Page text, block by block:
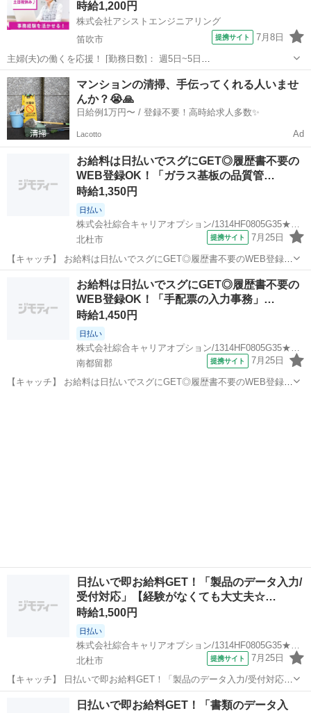
か♪／ 「新しい... 時給1,200円
株式会社アシストエンジニアリング
笛吹市
提携サイト 7月8日
主婦(夫)の働くを応援！ [勤務日数]： 週5日~5日
08:15~17:30/08:15~16:00 [勤務地・最寄駅]： 山梨県笛吹市御坂町金川
原字大原 株式会社アシストエンジニアリング（派遣元） [職種名]：...
山梨 笛吹市
マンションの清掃、手伝ってくれる人いませ
んか？😭🙏
日給例1万円〜 / 登録不要！高時給求人多数✨
Lacotto Ad
お給料は日払いでスグにGET◎履歴書不要の
WEB登録OK！「ガラス基板の品質管…
時給1,350円
日払い
株式会社綜合キャリアオプション/1314HF0805G35★26-N
北杜市
提携サイト 7月25日
【キャッチ】 お給料は日払いでスグにGET◎履歴書不要のWEB登録
OK！「ガラス基板の品質管理・品質情報の作成」高時給1350円！山梨
県北杜市周辺！20代～40代のスタッフが多数活躍中★ 【コメント】
製造のお仕事が豊富★...
一般事務
お給料は日払いでスグにGET◎履歴書不要の
WEB登録OK！「手配票の入力事務」…
時給1,450円
日払い
南都留郡
提携サイト 7月25日
【キャッチ】 お給料は日払いでスグにGET◎履歴書不要のWEB登録
日払いで即お給料GET！「製品のデータ入力/
受付対応」【経験がなくても大丈夫☆…
時給1,500円
日払い
北杜市
提携サイト 7月25日
【キャッチ】 日払いで即お給料GET！「製品のデータ入力/受付対応」
【経験がなくても大丈夫☆】残業ほぼナシ！憧れの高収入Work！！高
北杜市 一般事務
日払いで即お給料GET！「書類のデータ入